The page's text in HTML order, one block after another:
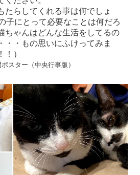
たらしてくれる事は何でしょ
子にとって必要なことは何だろ
ちゃんはどんな生活をしてるの
・・もの思いにふけってみま
！）